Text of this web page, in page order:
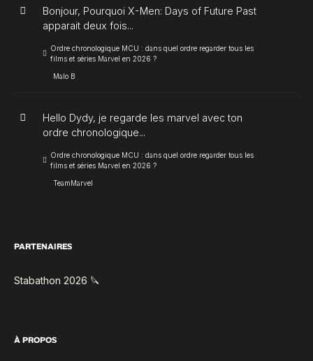
Bonjour, Pourquoi X-Men: Days of Future Past
apparait deux fois...
Ordre chronologique MCU : dans quel ordre regarder tous les
films et séries Marvel en 2026 ?
Malo B
Hello Dydy, je regarde les marvel avec ton
ordre chronologique...
Ordre chronologique MCU : dans quel ordre regarder tous les
films et séries Marvel en 2026 ?
TeamMarvel
PARTENAIRES
Stabathon 2026 🔪
À PROPOS